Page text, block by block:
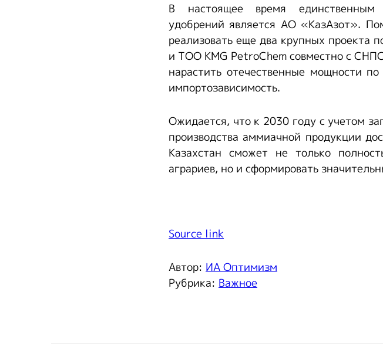
В настоящее время единственным
удобрений является АО «КазАзот».
реализовать еще два крупных проекта
и ТОО KMG PetroChem совместно с
нарастить отечественные мощности
импортозависимость.
Ожидается, что к 2030 году с учетом
производства аммиачной продукции
Казахстан сможет не только
аграриев, но и сформировать
Source link
Автор: ИА Оптимизм
Рубрика: Важное